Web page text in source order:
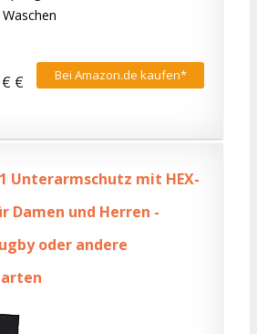
Bei Amazon.de kaufen*
€
Unterarmschutz mit HEX-
Damen und Herren -
oder andere